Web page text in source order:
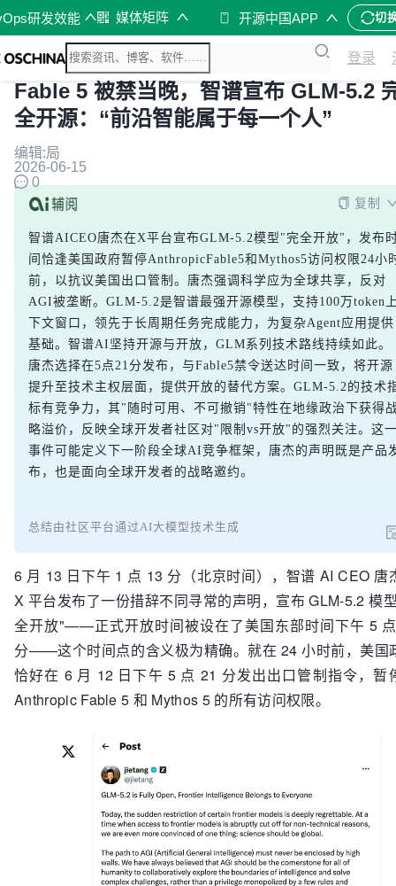
研发效能 媒体矩阵 开源中国APP 切
登录
Fable 5 被禁当晚，智谱宣布 GLM-5.2
全开源：“前沿智能属于每一个人”
编辑:局
2026-06-15
0
复制
智谱AICEO唐杰在X平台宣布GLM-5.2模型"完全开放"，发布
间恰逢美国政府暂停AnthropicFable5和Mythos5访问权限24小
前，以抗议美国出口管制。唐杰强调科学应为全球共享，反对
AGI被垄断。GLM-5.2是智谱最强开源模型，支持100万token
下文窗口，领先于长周期任务完成能力，为复杂Agent应用提供
基础。智谱AI坚持开源与开放，GLM系列技术路线持续如此。
唐杰选择在5点21分发布，与Fable5禁令送达时间一致，将开源
提升至技术主权层面，提供开放的替代方案。GLM-5.2的技术
标有竞争力，其"随时可用、不可撤销"特性在地缘政治下获得
略溢价，反映全球开发者社区对"限制vs开放"的强烈关注。这
事件可能定义下一阶段全球AI竞争框架，唐杰的声明既是产品
布，也是面向全球开发者的战略邀约。
总结由社区平台通过AI大模型技术生成
6 月 13 日下午 1 点 13 分（北京时间），智谱 AI CEO 唐
X 平台发布了一份措辞不同寻常的声明，宣布 GLM-5.2 模
全开放"——正式开放时间被设在了美国东部时间下午 5
分——这个时间点的含义极为精确。就在 24 小时前，美国
恰好在 6 月 12 日下午 5 点 21 分发出出口管制指令，暂
Anthropic Fable 5 和 Mythos 5 的所有访问权限。